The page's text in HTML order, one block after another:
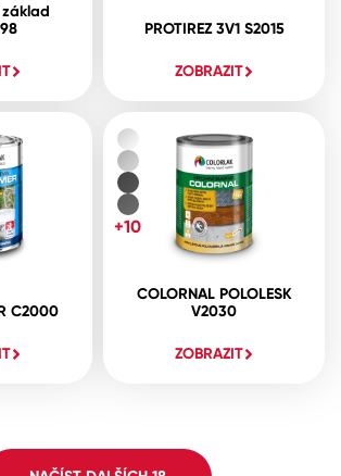
základ
PROTIREZ 3V1 S2015
ZOBRAZIT
C2000
COLORNAL POLOLESK
V2030
ZOBRAZIT
+10